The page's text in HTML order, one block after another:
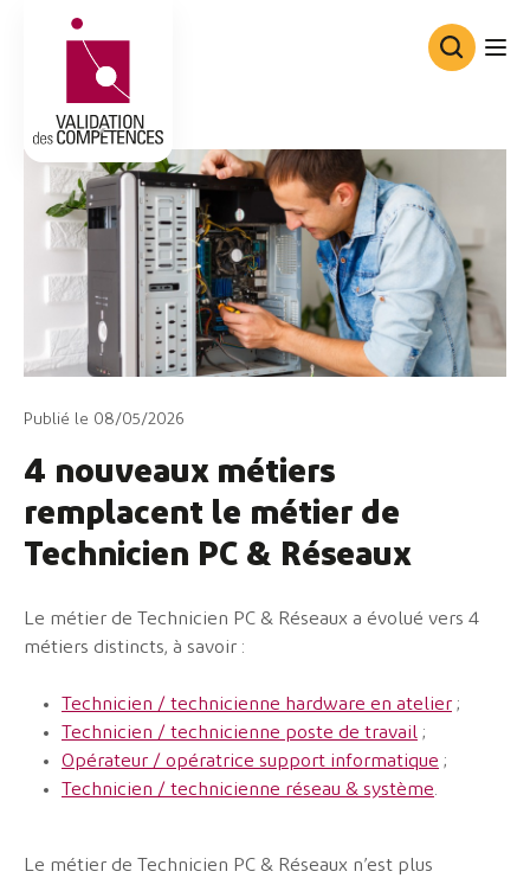
Consortium de Validation des
Publié le 08/05/2026
4 nouveaux métiers
remplacent le métier de
Technicien PC & Réseaux
Le métier de Technicien PC & Réseaux a évolué vers 4
métiers distincts, à savoir :
Technicien / technicienne hardware en atelier ;
Technicien / technicienne poste de travail ;
Opérateur / opératrice support informatique ;
Technicien / technicienne réseau & système.
Le métier de Technicien PC & Réseaux n’est plus